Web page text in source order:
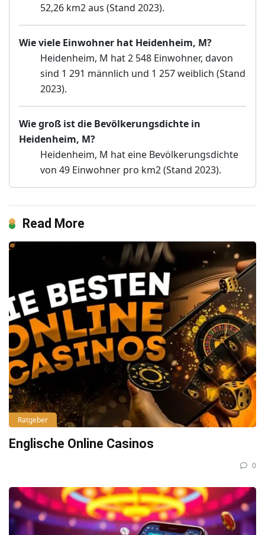
52,26 km2 aus (Stand 2023).
Wie viele Einwohner hat Heidenheim, M?
Heidenheim, M hat 2 548 Einwohner, davon
sind 1 291 männlich und 1 257 weiblich (Stand
2023).
Wie groß ist die Bevölkerungsdichte in
Heidenheim, M?
Heidenheim, M hat eine Bevölkerungsdichte
von 49 Einwohner pro km2 (Stand 2023).
Read More
Ratgeber
Englische Online Casinos
0